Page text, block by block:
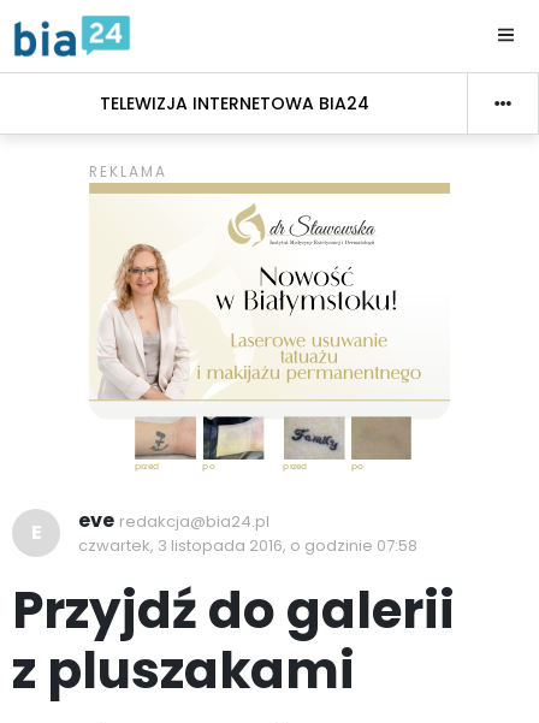
TELEWIZJA INTERNETOWA BIA24
E eve redakcja@bia24.pl
czwartek, 3 listopada 2016, o godzinie 07:58
Przyjdź do galerii
z pluszakami